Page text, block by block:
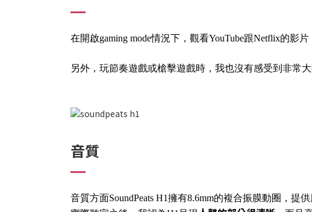
在開啟gaming mode情況下，觀看YouTube跟Netflix的影片
另外，玩節奏遊戲或槍擊遊戲時，我也沒有感受到非常
音質
音質方面SoundPeats H1擁有8.6mm的複合振膜動圈，提